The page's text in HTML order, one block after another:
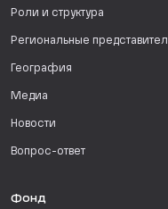
Роли и структура
Региональные
География
Медиа
Новости
Вопрос-ответ
Фонд